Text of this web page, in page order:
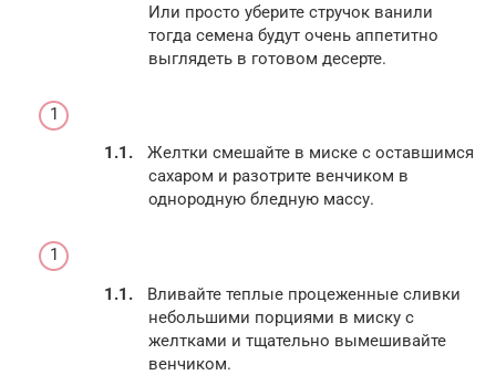
Или просто уберите стручок ванили
тогда семена будут очень аппетитно
выглядеть в готовом десерте.
Желтки смешайте в миске с оставшимся
сахаром и разотрите венчиком в
однородную бледную массу.
Вливайте теплые процеженные сливки
небольшими порциями в миску с
желтками и тщательно вымешивайте
венчиком.